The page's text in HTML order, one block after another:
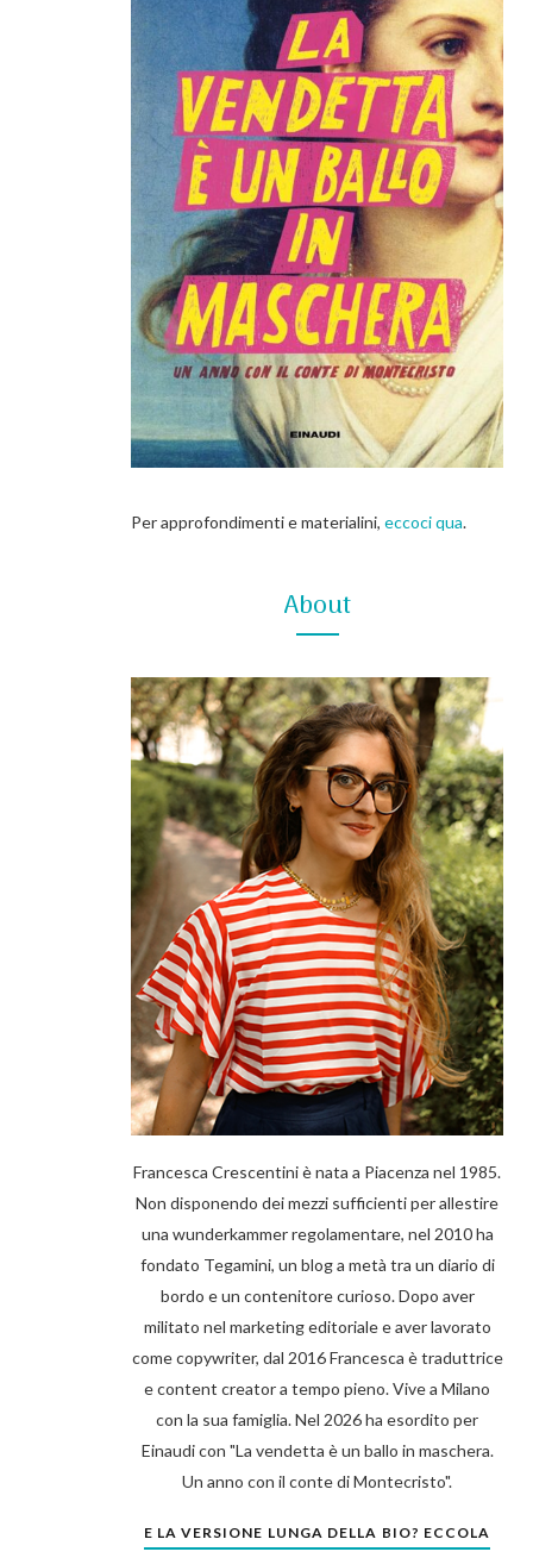
Per approfondimenti e materialini, eccoci qua.
About
Francesca Crescentini è nata a Piacenza nel 1985.
Non disponendo dei mezzi sufficienti per allestire
una wunderkammer regolamentare, nel 2010 ha
fondato Tegamini, un blog a metà tra un diario di
bordo e un contenitore curioso. Dopo aver
militato nel marketing editoriale e aver lavorato
come copywriter, dal 2016 Francesca è traduttrice
e content creator a tempo pieno. Vive a Milano
con la sua famiglia. Nel 2026 ha esordito per
Einaudi con "La vendetta è un ballo in maschera.
Un anno con il conte di Montecristo".
E LA VERSIONE LUNGA DELLA BIO? ECCOLA